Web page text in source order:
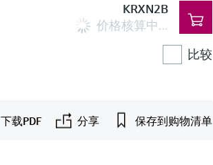
KRXN2B
价格核算中…
比较
下载PDF 分享 保存到购物清单